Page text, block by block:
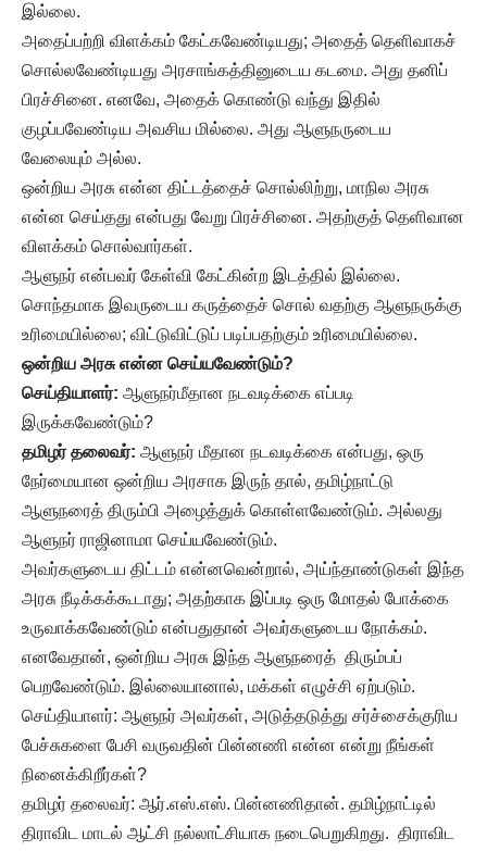
இல்லை.
அதைப்பற்றி விளக்கம் கேட்கவேண்டியது; அதைத் தெளிவாகச்
சொல்லவேண்டியது அரசாங்கத்தினுடைய கடமை. அது தனிப்
பிரச்சினை. எனவே, அதைக் கொண்டு வந்து இதில்
குழப்பவேண்டிய அவசிய மில்லை. அது ஆளுநருடைய
வேலையும் அல்ல.
ஒன்றிய அரசு என்ன திட்டத்தைச் சொல்லிற்று, மாநில அரசு
என்ன செய்தது என்பது வேறு பிரச்சினை. அதற்குத் தெளிவான
விளக்கம் சொல்வார்கள்.
ஆளுநர் என்பவர் கேள்வி கேட்கின்ற இடத்தில் இல்லை.
சொந்தமாக இவருடைய கருத்தைச் சொல் வதற்கு ஆளுநருக்கு
உரிமையில்லை; விட்டுவிட்டுப் படிப்பதற்கும் உரிமையில்லை.
ஒன்றிய அரசு என்ன செய்யவேண்டும்?
செய்தியாளர்: ஆளுநர்மீதான நடவடிக்கை எப்படி
இருக்கவேண்டும்?
தமிழர் தலைவர்: ஆளுநர் மீதான நடவடிக்கை என்பது, ஒரு
நேர்மையான ஒன்றிய அரசாக இருந் தால், தமிழ்நாட்டு
ஆளுநரைத் திரும்பி அழைத்துக் கொள்ளவேண்டும். அல்லது
ஆளுநர் ராஜினாமா செய்யவேண்டும்.
அவர்களுடைய திட்டம் என்னவென்றால், அய்ந்தாண்டுகள் இந்த
அரசு நீடிக்கக்கூடாது; அதற்காக இப்படி ஒரு மோதல் போக்கை
உருவாக்கவேண்டும் என்பதுதான் அவர்களுடைய நோக்கம்.
எனவேதான், ஒன்றிய அரசு இந்த ஆளுநரைத் திரும்பப்
பெறவேண்டும். இல்லையானால், மக்கள் எழுச்சி ஏற்படும்.
செய்தியாளர்: ஆளுநர் அவர்கள், அடுத்தடுத்து சர்ச்சைக்குரிய
பேச்சுகளை பேசி வருவதின் பின்னணி என்ன என்று நீங்கள்
நினைக்கிறீர்கள்?
தமிழர் தலைவர்: ஆர்.எஸ்.எஸ். பின்னணிதான். தமிழ்நாட்டில்
திராவிட மாடல் ஆட்சி நல்லாட்சியாக நடைபெறுகிறது. திராவிட